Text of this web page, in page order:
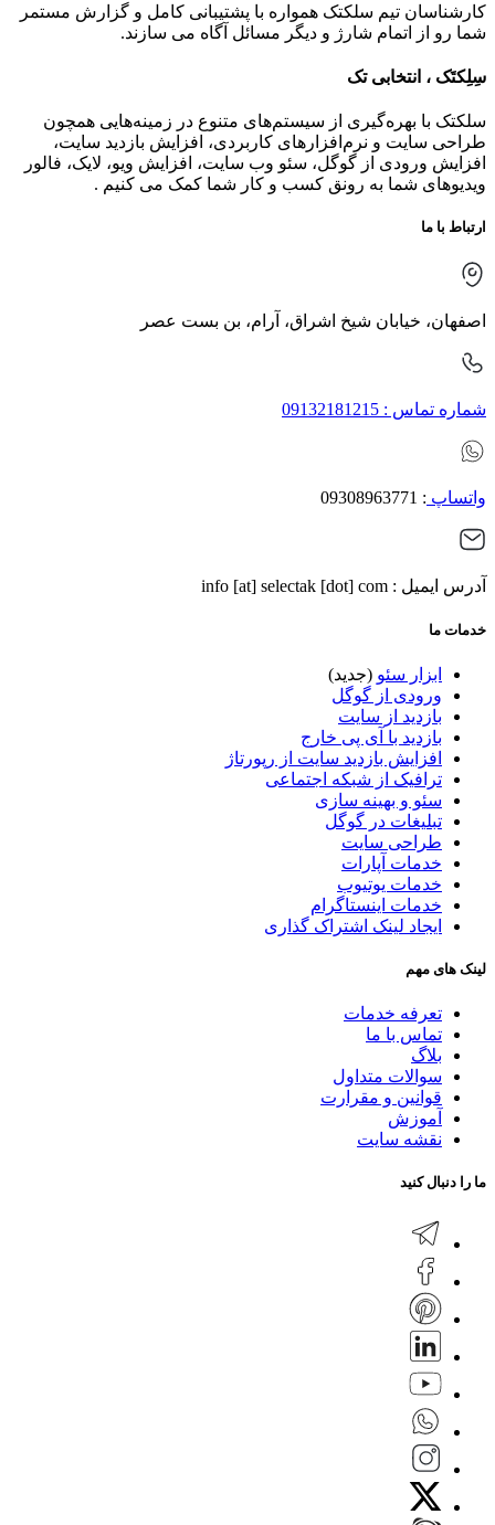
کارشناسان تیم سلکتک همواره با پشتیبانی کامل و گزارش مستمر
شما رو از اتمام شارژ و دیگر مسائل آگاه می سازند.
سِلِکتَک ، انتخابی تک
سلکتک با بهره‌گیری از سیستم‌های متنوع در زمینه‌هایی همچون
طراحی سایت و نرم‌افزارهای کاربردی، افزایش بازدید سایت،
افزایش ورودی از گوگل، سئو وب سایت، افزایش ویو، لایک، فالور
ویدیوهای شما به رونق کسب و کار شما کمک می کنیم .
ارتباط با ما
اصفهان، خیابان شیخ اشراق، آرام، بن بست عصر
شماره تماس : 09132181215
واتساپ : 09308963771
آدرس ایمیل : info [at] selectak [dot] com
خدمات ما
ابزار سئو (جدید)
ورودی از گوگل
بازدید از سایت
بازدید با آی پی خارج
افزایش بازدید سایت از رپورتاژ
ترافیک از شبکه اجتماعی
سئو و بهینه سازی
تبلیغات در گوگل
طراحی سایت
خدمات آپارات
خدمات یوتیوب
خدمات اینستاگرام
ایجاد لینک اشتراک گذاری
لینک های مهم
تعرفه خدمات
تماس با ما
بلاگ
سوالات متداول
قوانین و مقرارت
آموزش
نقشه سایت
ما را دنبال کنید